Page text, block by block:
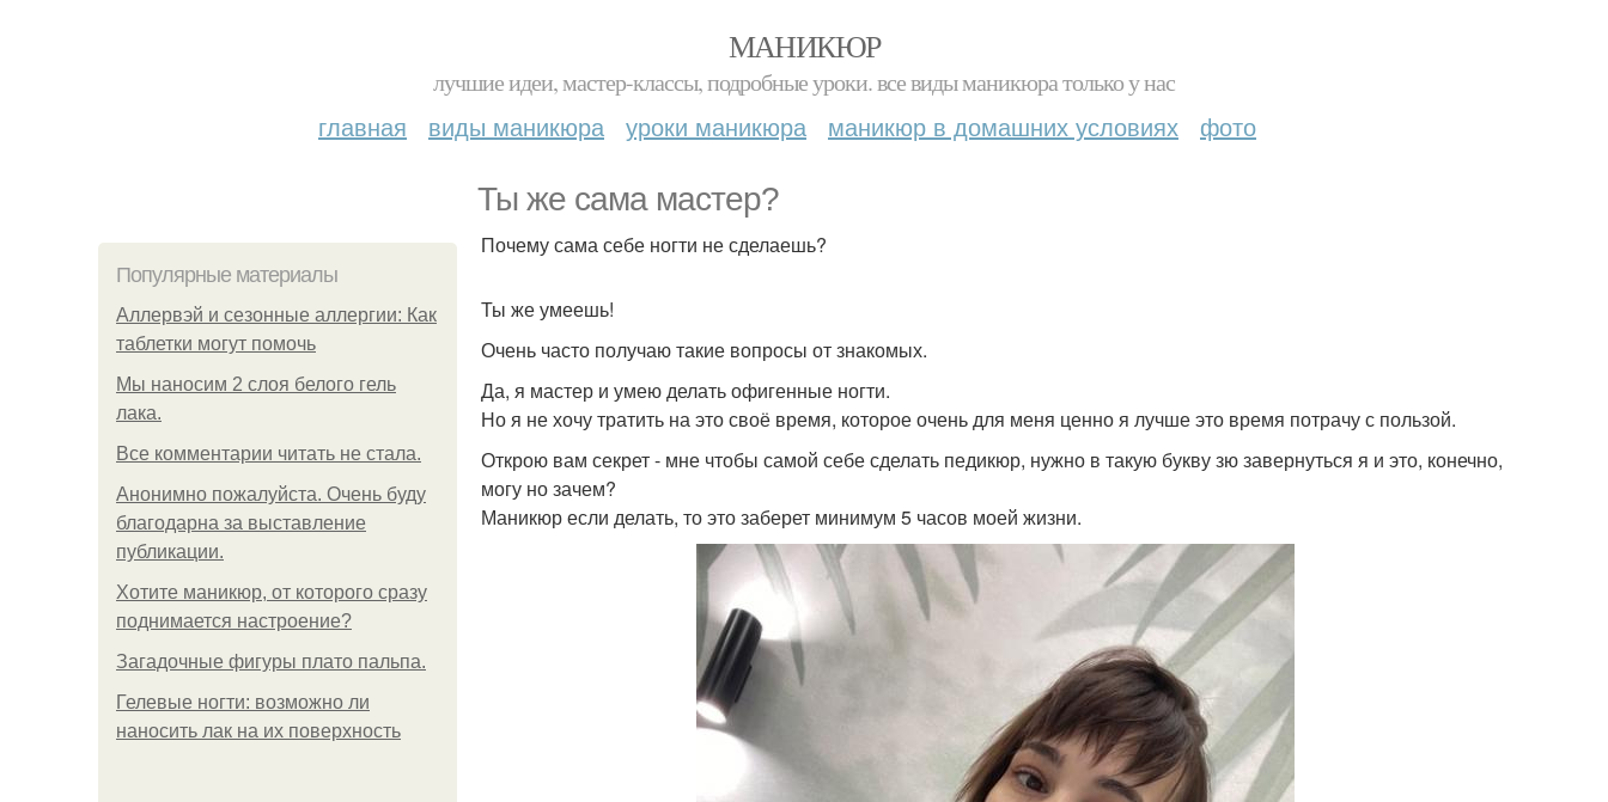
МАНИКЮР
лучшие идеи, мастер-классы, подробные уроки. все виды маникюра только у нас
главная виды маникюра уроки маникюра маникюр в домашних условиях фото
Ты же сама мастер?
Популярные материалы
Аллервэй и сезонные аллергии: Как
таблетки могут помочь
Мы наносим 2 слоя белого гель
лака.
Все комментарии читать не стала.
Анонимно пожалуйста. Очень буду
благодарна за выставление
публикации.
Хотите маникюр, от которого сразу
поднимается настроение?
Загадочные фигуры плато пальпа.
Гелевые ногти: возможно ли
наносить лак на их поверхность
Почему сама себе ногти не сделаешь?
Ты же умеешь!
Очень часто получаю такие вопросы от знакомых.
Да, я мастер и умею делать офигенные ногти.
Но я не хочу тратить на это своё время, которое очень для меня ценно я лучше это время потрачу с пользой.
Открою вам секрет - мне чтобы самой себе сделать педикюр, нужно в такую букву зю завернуться я и это, конечно,
могу но зачем?
Маникюр если делать, то это заберет минимум 5 часов моей жизни.